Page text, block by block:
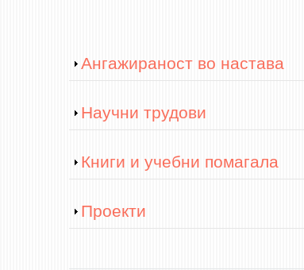
Show
Ангажираност во настава
Show
Научни трудови
Show
Книги и учебни помагала
Show
Проекти